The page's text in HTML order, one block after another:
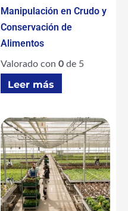
Manipulación en Crudo y
Conservación de
Alimentos
Valorado con 0 de 5
Leer más